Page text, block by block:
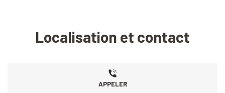
Localisation et contact
APPELER